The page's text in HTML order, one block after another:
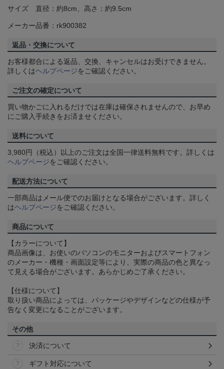
サイズ 直径：約8cm、高さ：約9.5cm
メーカー品番：rk900382
返品・交換について
お客様都合による返品、交換、キャンセルはお受けできません。
詳しくはヘルプページをご確認ください。
ご注文の確定について
買い物かごに入れるだけでは在庫は確保されませんので、お早め
にご購入手続きをお済ませください。
送料について
3,980円（税込）以上のご注文は全国一律送料無料です。詳しくは
ヘルプページをご確認ください。
配送方法について
一部商品はメール便でのお届けとなる場合がございます。詳しく
はヘルプページをご確認ください。
商品について
【カラーについて】
商品画像は、お使いのパソコンのモニターおよびスマートフォン
のメーカー・機種・画面設定等により、実際の商品の色と異なっ
て見える場合がございます。あらかじめご了承ください。
【仕様について】
取り扱い商品によっては、パッケージやデザインなどの仕様が予
告なく変更になることがございます。
その他
決済について
ギフト対応について